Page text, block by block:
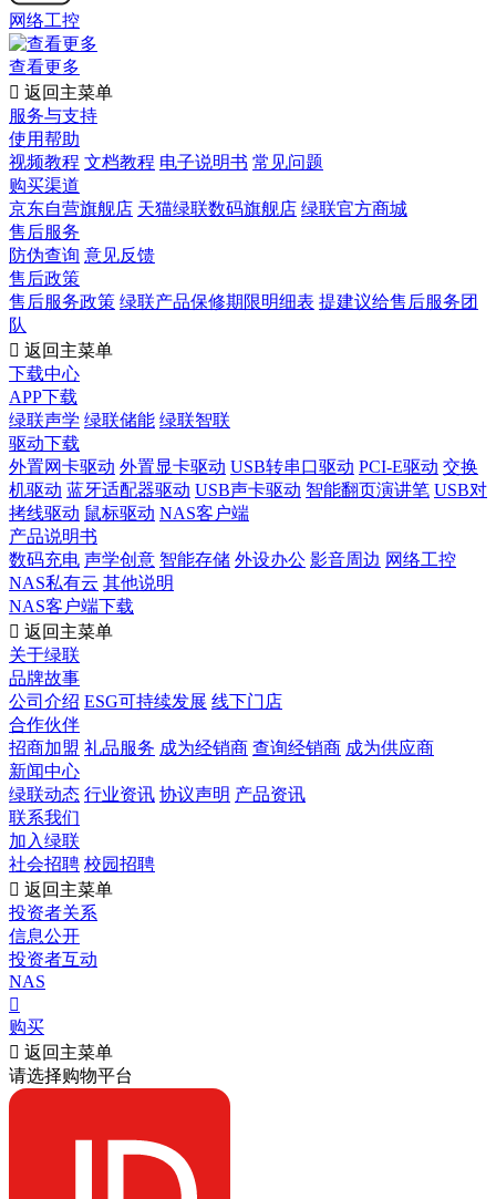
网络工控
查看更多
 返回主菜单
服务与支持
使用帮助
视频教程 文档教程 电子说明书 常见问题
购买渠道
京东自营旗舰店 天猫绿联数码旗舰店 绿联官方商城
售后服务
防伪查询 意见反馈
售后政策
售后服务政策 绿联产品保修期限明细表 提建议给售后服务团
队
 返回主菜单
下载中心
APP下载
绿联声学 绿联储能 绿联智联
驱动下载
外置网卡驱动 外置显卡驱动 USB转串口驱动 PCI-E驱动 交换
机驱动 蓝牙适配器驱动 USB声卡驱动 智能翻页演讲笔 USB对
拷线驱动 鼠标驱动 NAS客户端
产品说明书
数码充电 声学创意 智能存储 外设办公 影音周边 网络工控
NAS私有云 其他说明
NAS客户端下载
 返回主菜单
关于绿联
品牌故事
公司介绍 ESG可持续发展 线下门店
合作伙伴
招商加盟 礼品服务 成为经销商 查询经销商 成为供应商
新闻中心
绿联动态 行业资讯 协议声明 产品资讯
联系我们
加入绿联
社会招聘 校园招聘
 返回主菜单
投资者关系
信息公开
投资者互动
NAS

购买
 返回主菜单
请选择购物平台